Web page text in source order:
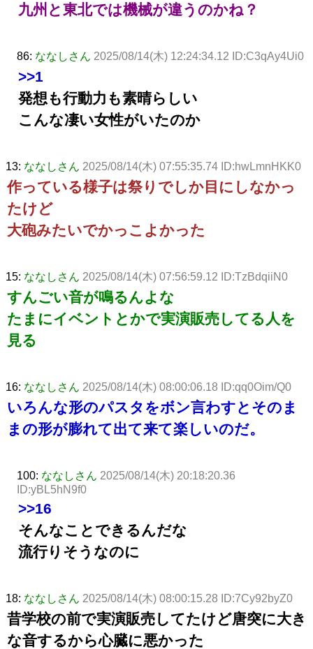
九州と東北では機械が違うのかね？
86: ななしさん 2025/08/14(木) 12:24:34.12 ID:C3qAy4Ui0
>>1
発想も行動力も素晴らしい
こんな凄い女性がいたのか
13: ななしさん 2025/08/14(木) 07:55:35.74 ID:hwLmnHKK0
作っている様子は祭りでしか目にしなかっ
たけど
大砲みたいでかっこよかった
15: ななしさん 2025/08/14(木) 07:56:59.12 ID:TzBdqiiN0
すんごい音が鳴るんよな
たまにイベントとかで実演販売してる人を
見る
16: ななしさん 2025/08/14(木) 08:00:06.18 ID:qq0Oim/Q0
いろんな形のパスタをボン言わすとそのま
まの形が膨れて出て来て楽しいのだ。
100: ななしさん 2025/08/14(木) 20:18:20.36
ID:yBL5hN9f0
>>16
そんなことできるんだな
流行りそうなのに
18: ななしさん 2025/08/14(木) 08:00:15.28 ID:7Cy92byZ0
昔学校の前で実演販売してたけど唐突に大き
な音するから心臓に悪かった